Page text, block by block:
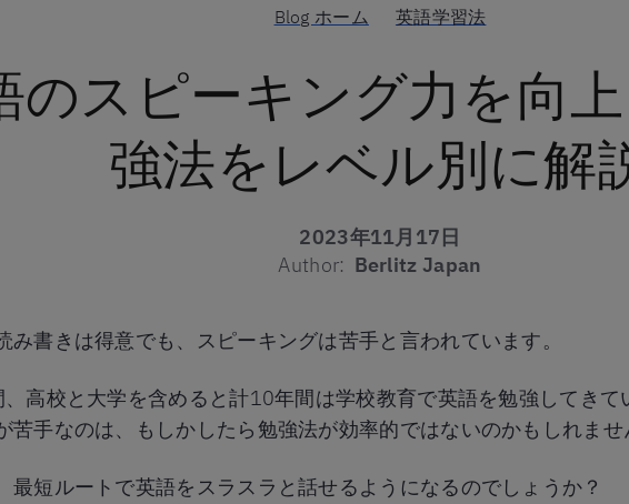
Blog ホーム 英語学習法
のスピーキング力を向
強法をレベル別に解
2023年11月17日
Author: Berlitz Japan
み書きは得意でも、スピーキングは苦手と言われています。
高校と大学を含めると計10年間は学校教育で英語を勉強してきて
苦手なのは、もしかしたら勉強法が効率的ではないのかもしれませ
最短ルートで英語をスラスラと話せるようになるのでしょうか？